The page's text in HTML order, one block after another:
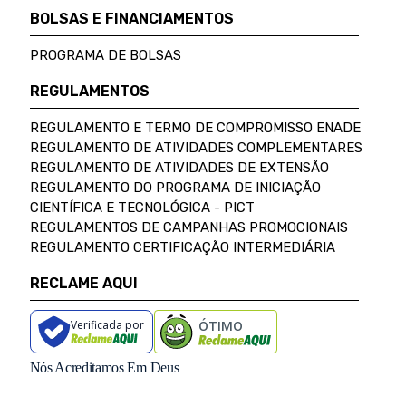
BOLSAS E FINANCIAMENTOS
PROGRAMA DE BOLSAS
REGULAMENTOS
REGULAMENTO E TERMO DE COMPROMISSO ENADE
REGULAMENTO DE ATIVIDADES COMPLEMENTARES
REGULAMENTO DE ATIVIDADES DE EXTENSÃO
REGULAMENTO DO PROGRAMA DE INICIAÇÃO
CIENTÍFICA E TECNOLÓGICA - PICT
REGULAMENTOS DE CAMPANHAS PROMOCIONAIS
REGULAMENTO CERTIFICAÇÃO INTERMEDIÁRIA
RECLAME AQUI
Verificada por ÓTIMO
Nós Acreditamos Em Deus